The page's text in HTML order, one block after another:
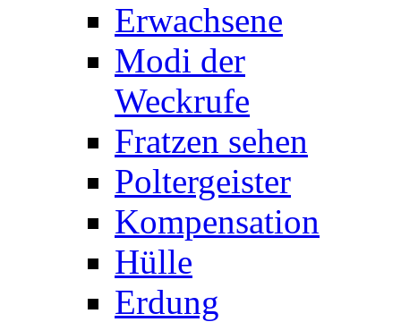
Erwachsene
Modi der
Weckrufe
Fratzen sehen
Poltergeister
Kompensation
Hülle
Erdung